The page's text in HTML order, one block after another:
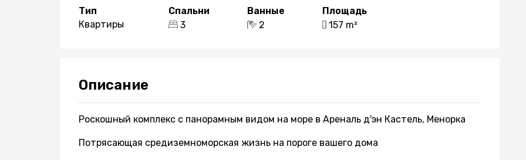
Тип
Квартиры
Спальни
3
Ванные
2
Площадь
157 m²
Описание
Роскошный комплекс с панорамным видом на море в Ареналь д'эн Кастель, Менорка
Потрясающая средиземноморская жизнь на пороге вашего дома